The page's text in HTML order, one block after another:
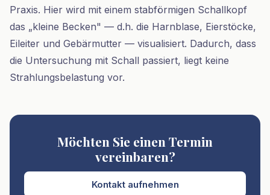
Praxis. Hier wird mit einem stabförmigen Schallkopf
das „kleine Becken" — d.h. die Harnblase, Eierstöcke,
Eileiter und Gebärmutter — visualisiert. Dadurch, dass
die Untersuchung mit Schall passiert, liegt keine
Strahlungsbelastung vor.
Möchten Sie einen Termin
vereinbaren?
Kontakt aufnehmen